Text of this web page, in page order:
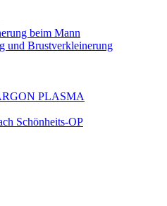
beim Mann
und Brustverkleinerung
PLASMA
Schönheits-OP